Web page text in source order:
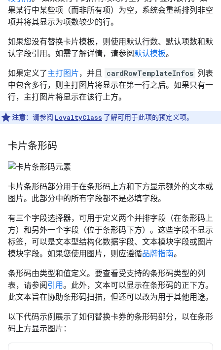
果某行中某些项（而非所有项）为空，系统会重新排列非空
项并将其显示为项数较少的行。
如果您没有替换卡片模板，则使用默认行数、默认项数和默
认字段引用。如需了解详情，请参阅默认模板。
如果定义了主打图片，并且 cardRowTemplateInfos 列表
中包含多行，则主打图片将显示在第一行之后。如果只有一
行，主打图片将显示在该行上方。
注意：请参阅 LoyaltyClass 了解可用于此项的预定义项。
卡片条形码
卡片条形码部分用于在条形码上方和下方显示额外的文本或
图片。此部分中的所有字段都不是必填字段。
有三个字段选择器，可用于定义两个并排字段（在条形码上
方）和另外一个字段（位于条形码下方）。这些字段不显示
标签，可以是文本型结构化数据字段、文本模块字段或图片
模块字段。如果您使用图片，则应遵循品牌指南。
条形码由类型和值定义。要查看受支持的条形码类型的列
表，请参阅引用。此外，文本可以显示在条形码的正下方。
此文本旨在协助条形码扫描，但还可以改为用于其他用途。
以下代码示例展示了如何替换卡券的条形码部分，以在条形
码上方显示图片：